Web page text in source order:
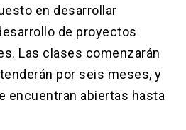
en desarrollar
de proyectos
Las clases comenzarán
por seis meses, y
encuentran abiertas hasta